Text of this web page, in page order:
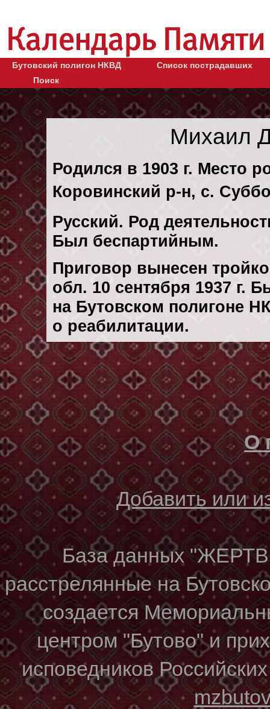
Бутовский полигон НКВД
Список пострадавших
Поиск
Михаил
Родился в 1903 г. Место
Коровинский р-н, с.
Русский. Род
Был беспартийным.
Приговор вынесен
обл. 10 сентября 1937 г.
на Бутовском полигоне
о реабилитации.
О
Добавить или
База данных
расстрелянные на
создается
центром "Бутово" и
исповедников